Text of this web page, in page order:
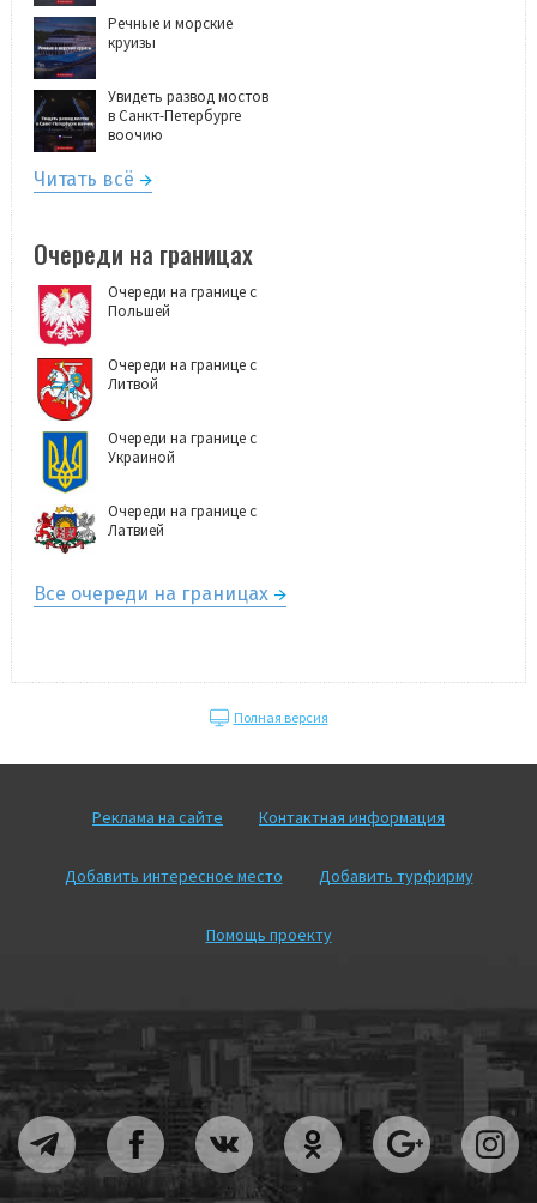
Речные и морские
круизы
Увидеть развод мостов
в Санкт-Петербурге
воочию
Читать всё
Очереди на границах
Очереди на границе с
Польшей
Очереди на границе с
Литвой
Очереди на границе с
Украиной
Очереди на границе с
Латвией
Все очереди на границах
Полная версия
Реклама на сайте Контактная информация
Добавить интересное место Добавить турфирму
Помощь проекту